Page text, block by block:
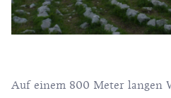
Auf einem 800 Meter langen